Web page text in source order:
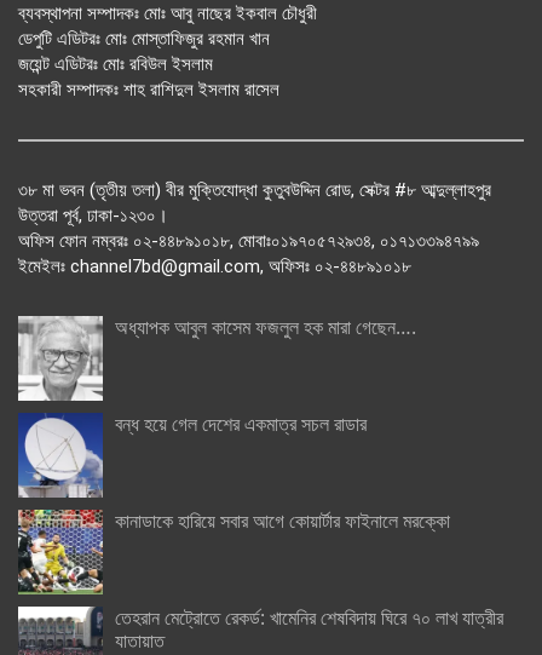
ব্যবস্থাপনা সম্পাদকঃ মোঃ আবু নাছের ইকবাল চৌধুরী
ডেপুটি এডিটরঃ মোঃ মোস্তাফিজুর রহমান খান
জয়েন্ট এডিটরঃ মোঃ রবিউল ইসলাম
সহকারী সম্পাদকঃ শাহ রাশিদুল ইসলাম রাসেল
৩৮ মা ভবন (তৃতীয় তলা) বীর মুক্তিযোদ্ধা কুতুবউদ্দিন রোড, সেক্টর #৮ আব্দুল্লাহপুর
উত্তরা পূর্ব, ঢাকা-১২৩০।
অফিস ফোন নম্বরঃ ০২-৪৪৮৯১০১৮, মোবাঃ০১৯৭০৫৭২৯৩৪, ০১৭১৩৩৯৪৭৯৯
ইমেইলঃ channel7bd@gmail.com, অফিসঃ ০২-৪৪৮৯১০১৮
অধ্যাপক আবুল কাসেম ফজলুল হক মারা গেছেন….
বন্ধ হয়ে গেল দেশের একমাত্র সচল রাডার
কানাডাকে হারিয়ে সবার আগে কোয়ার্টার ফাইনালে মরক্কো
তেহরান মেট্রোতে রেকর্ড: খামেনির শেষবিদায় ঘিরে ৭০ লাখ যাত্রীর
যাতায়াত